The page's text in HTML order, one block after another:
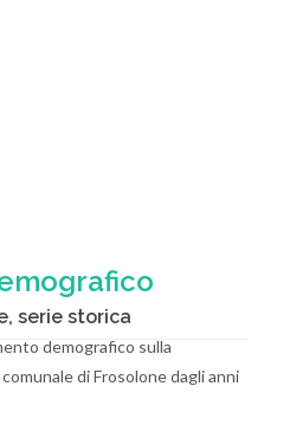
serie storica
demografico sulla
di Frosolone dagli anni